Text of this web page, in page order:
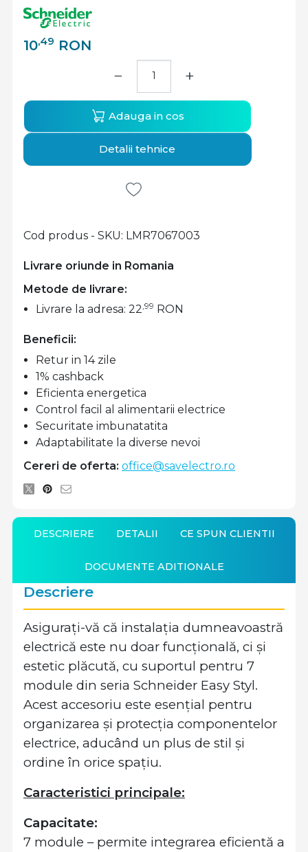
10,49 RON
Livrare oriunde in Romania
Cod produs - SKU LMR7067003
Metode de livrare:
Livrare la adresa: 22,99 RON
− +
Adauga in cos
Detalii tehnice
Beneficii:
Retur in 14 zile
1% cashback
Eficienta energetica
Control facil al alimentarii electrice
Securitate imbunatatita
Adaptabilitate la diverse nevoi
Cereri de oferta: office@savelectro.ro
DESCRIERE DETALII CE SPUN CLIENTII
DOCUMENTE ADITIONALE
Descriere
Asigurați-vă că instalația dumneavoastră
electrică este nu doar funcțională, ci și
estetic plăcută, cu suportul pentru 7
module din seria Schneider Easy Styl.
Acest accesoriu este esențial pentru
organizarea și protecția componentelor
electrice, aducând un plus de stil și
ordine în orice spațiu.
Caracteristici principale:
Capacitate:
7 module – permite integrarea eficientă a